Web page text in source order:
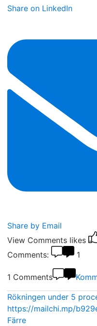
Share on LinkedIn
Share by Email
View Comments likes
Comments:
1
1 Comments
Rökningen under 5
https://mailchi.mp/
Färre